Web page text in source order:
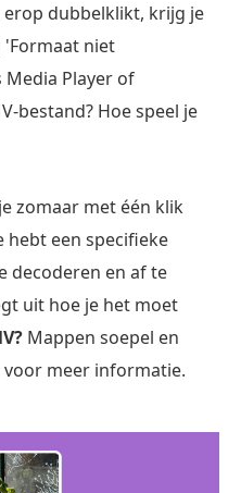
dubbelklikt, krijg je
niet
Player of
bestand? Hoe speel je
zomaar met één klik
hebt een specifieke
decoderen en af te
uit hoe je het moet
Mappen soepel en
voor meer informatie.